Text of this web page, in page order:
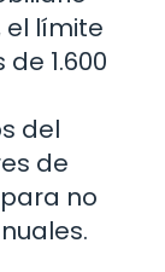
el límite
1.600
del
de
no